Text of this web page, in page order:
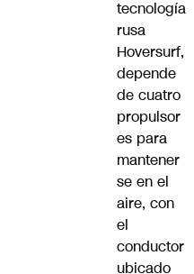
tecnología
rusa
Hoversurf,
depende
de cuatro
propulsor
es para
mantener
se en el
aire, con
el
conductor
ubicado